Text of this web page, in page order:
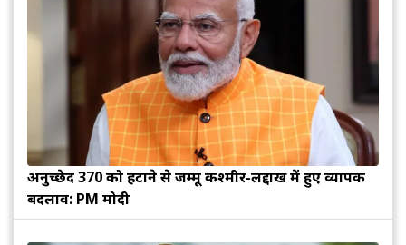
अनुच्छेद 370 को हटाने से जम्मू कश्मीर-लद्दाख में हुए व्यापक
बदलाव: PM मोदी